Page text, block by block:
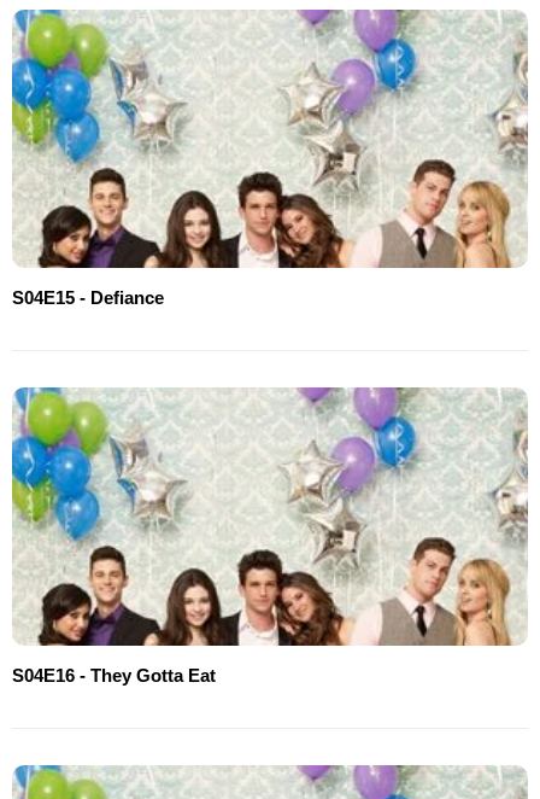
S04E15 - Defiance
S04E16 - They Gotta Eat